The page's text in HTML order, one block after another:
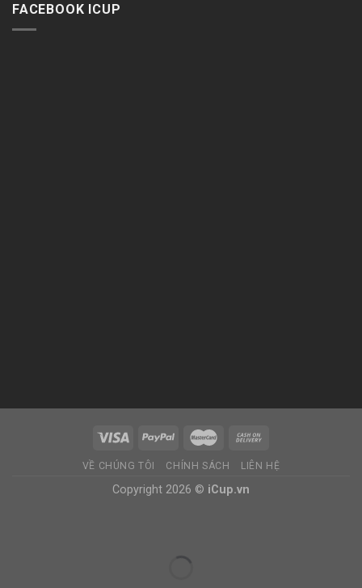
FACEBOOK ICUP
VỀ CHÚNG TÔI CHÍNH SÁCH LIÊN HỆ
Copyright 2026 © iCup.vn